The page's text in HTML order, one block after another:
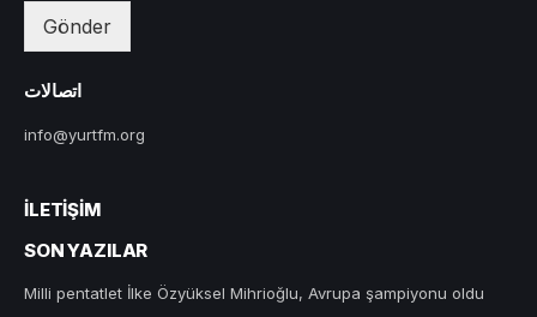
Gönder
اتصالات
info@yurtfm.org
İLETIŞIM
SON YAZILAR
Milli pentatlet İlke Özyüksel Mihrioğlu, Avrupa şampiyonu oldu